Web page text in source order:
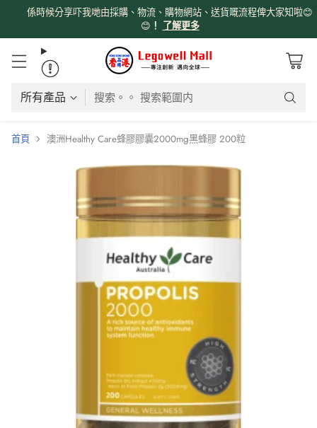
係時候分享吓我哋由採購、物流、購物網站、送貨嘅流程俾大家知啦😊
😊 ！ 了解更多
搜索。。 搜索範圍内
首頁 澳洲Healthy Care蜂膠膠囊2000mg黑蜂膠 200粒